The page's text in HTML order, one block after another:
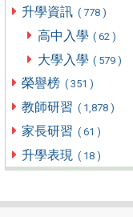
升學資訊 ( 778 )
高中入學 ( 62 )
大學入學 ( 579 )
榮譽榜 ( 351 )
教師研習 ( 1,878 )
家長研習 ( 61 )
升學表現 ( 18 )